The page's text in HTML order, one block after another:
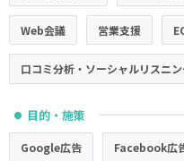
Web会議 営業支援
口コミ分析・ソーシャルリスニ
● 目的・施策
Google広告 Facebook広